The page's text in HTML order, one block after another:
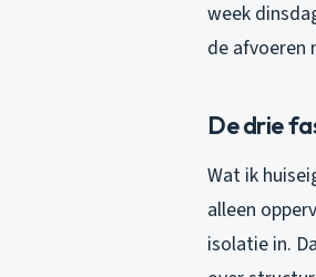
week
de afvoeren
De drie
Wat ik
alleen
isolatie in.